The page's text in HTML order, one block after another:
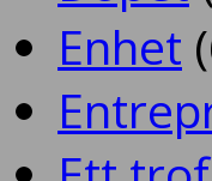
Enhet